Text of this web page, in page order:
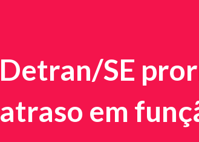
Detran/SE
atraso em